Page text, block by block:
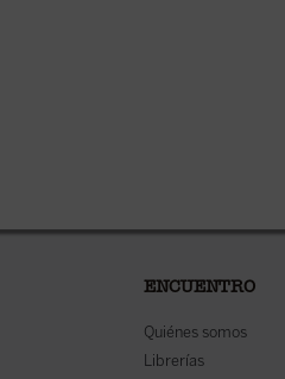
ENCUENTRO
Quiénes somos
Librerías